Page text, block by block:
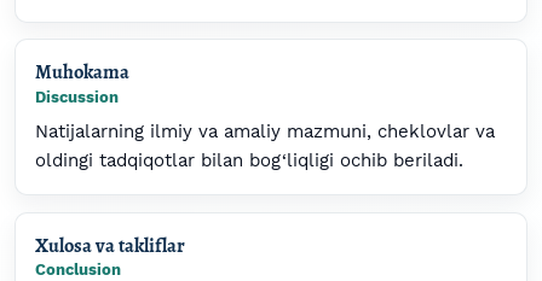
Muhokama
Discussion
Natijalarning ilmiy va amaliy mazmuni, cheklovlar va
oldingi tadqiqotlar bilan bog‘liqligi ochib beriladi.
Xulosa va takliflar
Conclusion